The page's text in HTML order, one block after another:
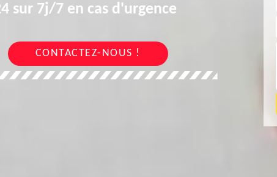
sur 7j/7 en cas d'urgence
CONTACTEZ-NOUS !